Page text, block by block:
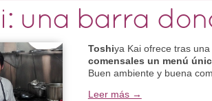
una barra
Toshiya Kai ofrece tras una
comensales un menú
Buen ambiente y buena
Leer más →